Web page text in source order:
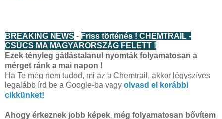
BREAKING NEWS - Friss történés ! CHEMTRAIL -
CSÚCS MA MAGYARORSZÁG FELETT !
Ezek tényleg gátlástalanul nyomták folyamatosan a
mérget ránk a mai napon !
Ha Te még nem tudod, mi az a Chemtrail, akkor légyszíves
legalább írd be a Google-ba vagy olvasd el korábbi
cikkünket!
Ahogy érkeznek jobb képek, még folyamatosan bővítem